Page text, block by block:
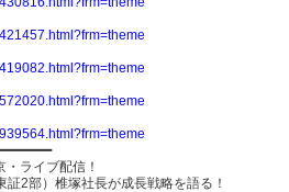
ライブ配信！
2部）椎塚社長が成長戦略を語る！